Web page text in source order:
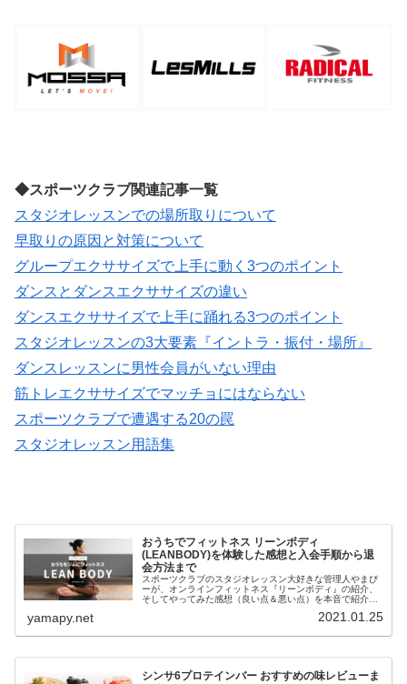
◆スポーツクラブ関連記事一覧
スタジオレッスンでの場所取りについて
早取りの原因と対策について
グループエクササイズで上手に動く3つのポイント
ダンスとダンスエクササイズの違い
ダンスエクササイズで上手に踊れる3つのポイント
スタジオレッスンの3大要素『イントラ・振付・場所』
ダンスレッスンに男性会員がいない理由
筋トレエクササイズでマッチョにはならない
スポーツクラブで遭遇する20の罠
スタジオレッスン用語集
おうちでフィットネス リーンボディ
(LEANBODY)を体験した感想と入会手順から退
会方法まで
スポーツクラブのスタジオレッスン大好きな管理人やまぴ
ーが、オンラインフィットネス『リーンボディ』の紹介、
そしてやってみた感想（良い点＆悪い点）を本音で紹介し
yamapy.net 2021.01.25
シンサ6プロテインバー おすすめの味レビューま